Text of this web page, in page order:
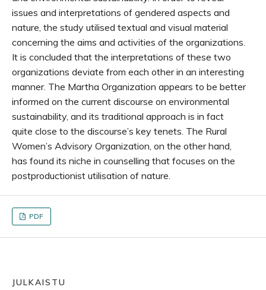
issues and interpretations of gendered aspects and
nature, the study utilised textual and visual material
concerning the aims and activities of the organizations.
It is concluded that the interpretations of these two
organizations deviate from each other in an interesting
manner. The Martha Organization appears to be better
informed on the current discourse on environmental
sustainability, and its traditional approach is in fact
quite close to the discourse’s key tenets. The Rural
Women’s Advisory Organization, on the other hand,
has found its niche in counselling that focuses on the
postproductionist utilisation of nature.
PDF
JULKAISTU